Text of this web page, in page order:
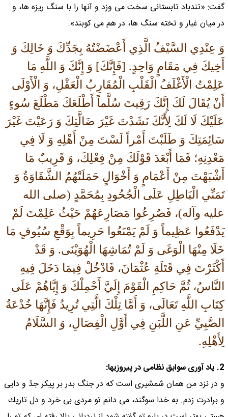
گفت: «تندباد تابستانى سخت مى وزد و آنها را با سنگ ريزه ها، و
در ميان غبار و تخته سنگ ها، در هم مى كوبند».
وَ عِنْدِي السَّيْفُ الَّذِي أَعْضَضْتُهُ بِجَدِّكَ وَ خَالِكَ وَ
أَخِيكَ فِي مَقَامٍ وَاحِدٍ. [فَإِنَّكَ] وَ إِنَّكَ وَ اللَّهِ مَا
عَلِمْتُ الْأَغْلَفُ الْقَلْبِ الْمُقَارِبُ الْعَقْلِ، وَ الْأَوْلَى
أَنْ يُقَالَ لَكَ إِنَّكَ رَقِيتَ سُلَّماً أَطْلَعَكَ مَطْلَعَ سُوءٍ
عَلَيْكَ لَا لَكَ لِأَنَّكَ نَشَدْتَ غَيْرَ ضَالَّتِكَ وَ رَعَيْتَ غَيْرَ
سَائِمَتِكَ وَ طَلَبْتَ أَمْراً لَسْتَ مِنْ أَهْلِهِ وَ لَا فِي
مَعْدِنِهِ؛ فَمَا أَبْعَدَ قَوْلَكَ مِنْ فِعْلِكَ، وَ قَرِيبٌ مَا
أَشْبَهْتَ مِنْ أَعْمَامٍ وَ أَخْوَالٍ حَمَلَتْهُمُ الشَّقَاوَةُ وَ
تَمَنِّي الْبَاطِلِ عَلَى الْجُحُودِ بِمُحَمَّدٍ (صلی الله
علیه وآله)، فَصُرِعُوا مَصَارِعَهُمْ حَيْثُ عَلِمْتَ لَمْ
يَدْفَعُوا عَظِيماً وَ لَمْ يَمْنَعُوا حَرِيماً بِوَقْعِ سُيُوفٍ مَا
خَلَا مِنْهَا الْوَغَى وَ لَمْ تُمَاشِهَا الْهُوَيْنَى. وَ قَدْ
أَكْثَرْتَ فِي قَتَلَةِ عُثْمَانَ، فَادْخُلْ فِيمَا دَخَلَ فِيهِ
النَّاسُ، ثُمَّ حَاكِمِ الْقَوْمَ إِلَيَّ أَحْمِلْكَ وَ إِيَّاهُمْ عَلَى
كِتَابِ اللَّهِ تَعَالَى، وَ أَمَّا تِلْكَ الَّتِي تُرِيدُ فَإِنَّهَا خُدْعَةُ
الصَّبِيِّ عَنِ اللَّبَنِ فِي أَوَّلِ الْفِصَالِ، وَ السَّلَامُ
لِأَهْلِهِ.
2. ياد آورى سوابق نظامى در پيروزيها:
و در نزد من همان شمشيرى است كه در جنگ بدر بر پيكر جدّ و دايى
و برادرت زدم. به خدا سوگند، مى دانم تو مردى بى خرد و دل تاريك